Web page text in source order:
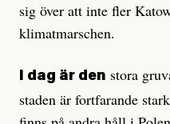
sig över att inte fler
klimatmarschen.
I dag är den stora
staden är fortfarande